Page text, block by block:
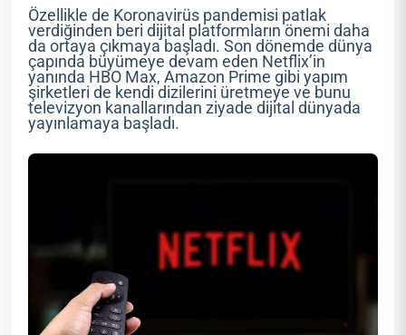
Özellikle de Koronavirüs pandemisi patlak
verdiğinden beri dijital platformların önemi daha
da ortaya çıkmaya başladı. Son dönemde dünya
çapında büyümeye devam eden Netflix’in
yanında HBO Max, Amazon Prime gibi yapım
şirketleri de kendi dizilerini üretmeye ve bunu
televizyon kanallarından ziyade dijital dünyada
yayınlamaya başladı.